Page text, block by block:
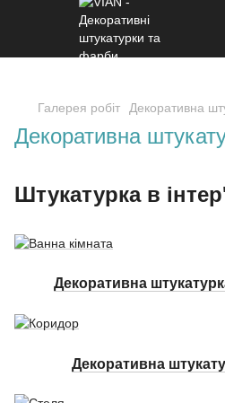
Галерея робіт Декоративна
Декоративна
Штукатурка в
Декоративна
Декоративна